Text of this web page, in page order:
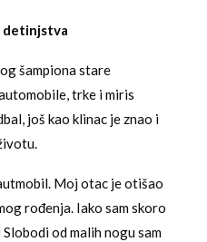
detinjstva
šampiona stare
trke i miris
još kao klinac je znao i
Moj otac je otišao
rođenja. Iako sam skoro
od malih nogu sam